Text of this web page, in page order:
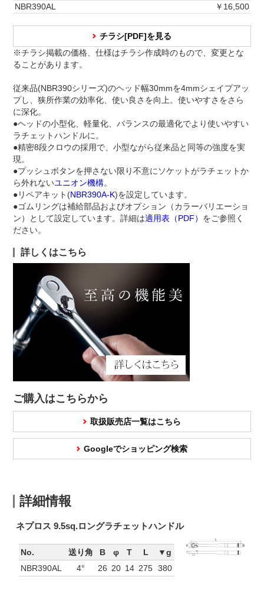
NBR390AL
￥16,500
チラシ[PDF]を見る
※チラシ掲載の価格、仕様はチラシ作成時のもので、変更とな
ることがあります。
従来品(NBR390シリーズ)のヘッド幅30mmを4mmシェイプアッ
プし、狭所作業の効率化、使い良さを向上。使いやすさをさら
に深化。
●ヘッドの小型化、軽量化、バランスの最適化でより使いやすい
ラチェットハンドルに。
●精密8段クロウの採用で、小型ながら従来品と同等の強度を実
現。
●プッシュボタンを押さない限り不意にソケットがラチェットか
ら外れないユニオン機構。
●リペアキット(NBR390A-K)を設定しています。
●ゴムリングは補給部品およびオプション（カラーバリエーショ
ン）として設定しています。詳細は適用表（PDF） をご参照く
ださい。
詳しくはこちら
ご購入はこちらから
取扱販売店一覧はこちら
Googleでショッピング検索
詳細情報
ネプロス 9.5sq.ロングラチェットハンドル
No. 送り角 B φ T L
▼g
NBR390AL
4° 26 20 14 275 380